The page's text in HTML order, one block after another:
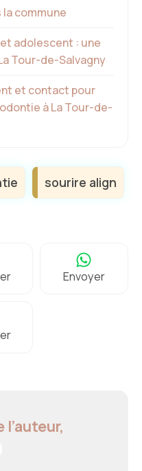
commune
adolescent : une
Tour-de-Salvagny
et contact pour
à La Tour-de-
sourire align
Envoyer
l’auteur,